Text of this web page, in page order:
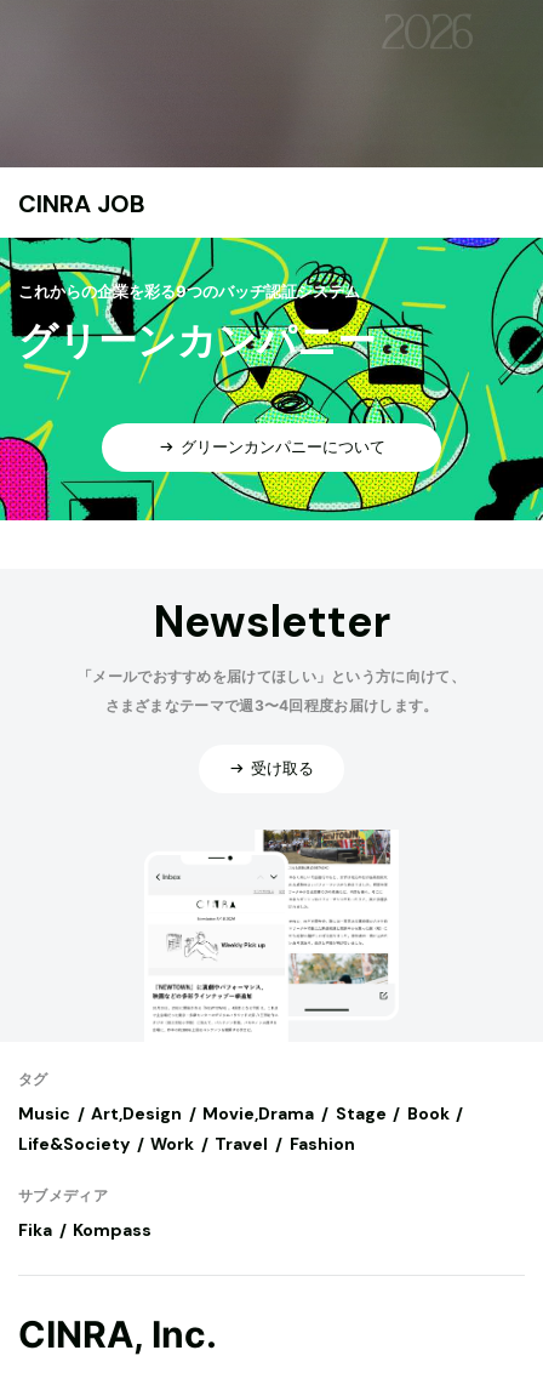
CINRA JOB
これからの企業を彩る9つのバッヂ認証システム
グリーンカンパニー
グリーンカンパニーについて
Newsletter
「メールでおすすめを届けてほしい」という方に向けて、
さまざまなテーマで週3〜4回程度お届けします。
受け取る
タグ
Music Art,Design Movie,Drama Stage
Book
Life&Society
Work Travel Fashion
サブメディア
Fika Kompass
CINRA, Inc.